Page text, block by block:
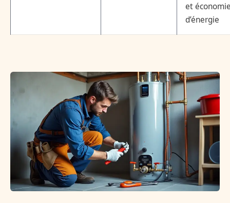
et
d’énergie